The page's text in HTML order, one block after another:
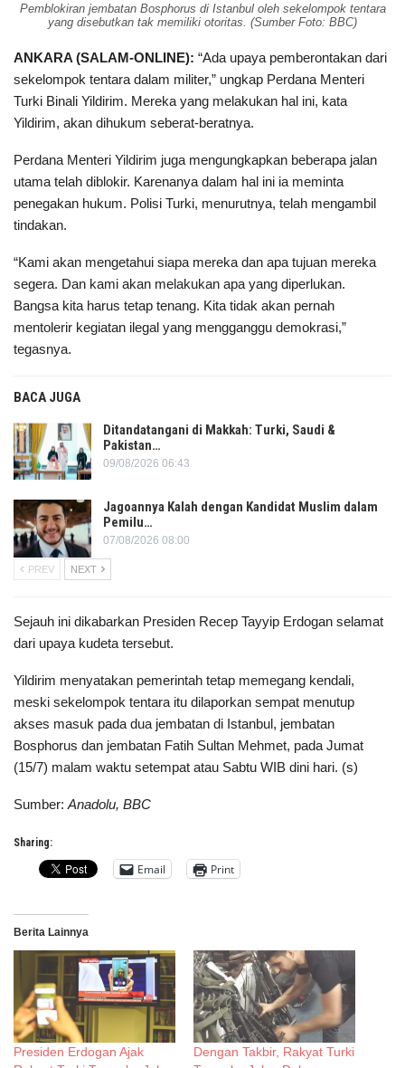
Pemblokiran jembatan Bosphorus di Istanbul oleh sekelompok tentara
yang disebutkan tak memiliki otoritas. (Sumber Foto: BBC)
ANKARA (SALAM-ONLINE): “Ada upaya pemberontakan dari
sekelompok tentara dalam militer,” ungkap Perdana Menteri
Turki Binali Yildirim. Mereka yang melakukan hal ini, kata
Yildirim, akan dihukum seberat-beratnya.
Perdana Menteri Yildirim juga mengungkapkan beberapa jalan
utama telah diblokir. Karenanya dalam hal ini ia meminta
penegakan hukum. Polisi Turki, menurutnya, telah mengambil
tindakan.
“Kami akan mengetahui siapa mereka dan apa tujuan mereka
segera. Dan kami akan melakukan apa yang diperlukan.
Bangsa kita harus tetap tenang. Kita tidak akan pernah
mentolerir kegiatan ilegal yang mengganggu demokrasi,”
tegasnya.
BACA JUGA
Ditandatangani di Makkah: Turki, Saudi &
Pakistan…
09/08/2026 06:43
Jagoannya Kalah dengan Kandidat Muslim dalam
Pemilu…
07/08/2026 08:00
PREV NEXT
Sejauh ini dikabarkan Presiden Recep Tayyip Erdogan selamat
dari upaya kudeta tersebut.
Yildirim menyatakan pemerintah tetap memegang kendali,
meski sekelompok tentara itu dilaporkan sempat menutup
akses masuk pada dua jembatan di Istanbul, jembatan
Bosphorus dan jembatan Fatih Sultan Mehmet, pada Jumat
(15/7) malam waktu setempat atau Sabtu WIB dini hari. (s)
Sumber: Anadolu, BBC
Sharing:
Email Print
Berita Lainnya
Presiden Erdogan Ajak
Dengan Takbir, Rakyat Turki